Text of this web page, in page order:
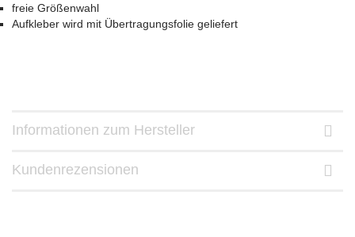
freie Größenwahl
Aufkleber wird mit Übertragungsfolie geliefert
Informationen zum Hersteller
Kundenrezensionen